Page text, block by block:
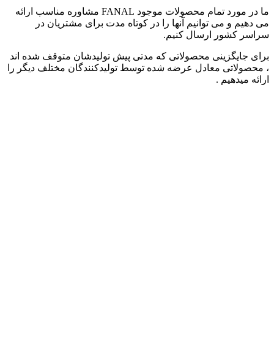
ما در مورد تمام محصولات موجود FANAL مشاوره مناسب ارائه
می دهیم و می توانیم آنها را در کوتاه مدت برای مشتریان در
سراسر کشور ارسال کنیم.
برای جایگزینی محصولاتی که مدتی پیش تولیدشان متوقف شده اند
، محصولاتی معادل عرضه شده توسط تولیدکنندگان مختلف دیگر را
ارائه میدهیم .